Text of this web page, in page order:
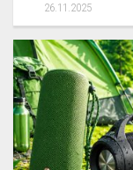
26.11.2025